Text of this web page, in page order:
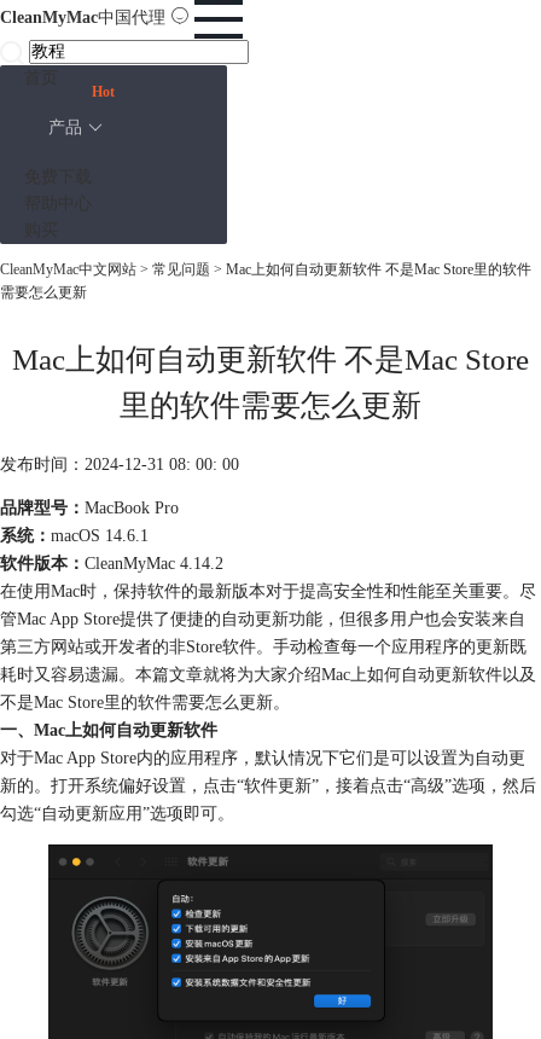
CleanMyMac中国代理
产品
Hot
CleanMyMac中文网站 > 常见问题 > Mac上如何自动更新软件 不是Mac Store里的软件
需要怎么更新
Mac上如何自动更新软件 不是Mac Store
里的软件需要怎么更新
发布时间：2024-12-31 08: 00: 00
品牌型号： MacBook Pro
系统： macOS 14.6.1
软件版本： CleanMyMac 4.14.2
在使用Mac时，保持软件的最新版本对于提高安全性和性能至关重要。尽
管Mac App Store提供了便捷的自动更新功能，但很多用户也会安装来自
第三方网站或开发者的非Store软件。手动检查每一个应用程序的更新既
耗时又容易遗漏。本篇文章就将为大家介绍Mac上如何自动更新软件以及
不是Mac Store里的软件需要怎么更新。
一、Mac上如何自动更新软件
对于Mac App Store内的应用程序，默认情况下它们是可以设置为自动更
新的。打开系统偏好设置，点击“软件更新”，接着点击“高级”选项，然后
勾选“自动更新应用”选项即可。